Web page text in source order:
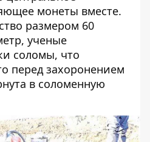
монеты вместе.
размером 60
ученые
соломы, что
перед захоронением
в соломенную